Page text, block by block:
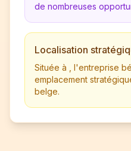
de nombreuses
Localisation
Située à , l'entreprise
emplacement
belge.